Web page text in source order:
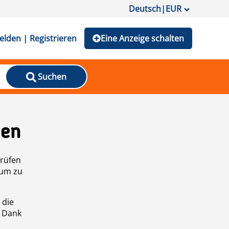
Deutsch|EUR
| Registrieren Eine Anzeige schalten
Suchen
zu
die